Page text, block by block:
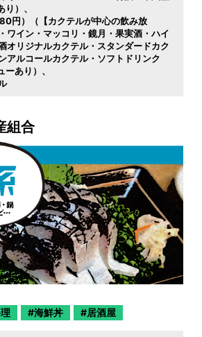
）
円）（【カクテルが中心の飲み放
ワイン・マッコリ・鏡月・果実酒・ハイ
オリジナルカクテル・スタンダードカク
アルコールカクテル・ソフトドリンク
あり）
組合
海鮮丼 居酒屋